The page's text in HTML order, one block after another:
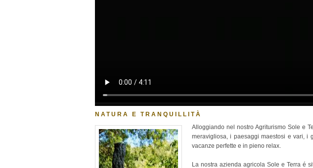
NATURA E TRANQUILLITÀ
Alloggiando nel nostro Agriturismo Sole e
meravigliosa, i paesaggi maestosi e vari, i
vacanze perfette e in pieno relax.
La nostra azienda agricola Sole e Terra é